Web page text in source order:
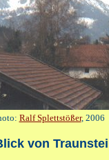
Ralf Splettstößer, 2006
von